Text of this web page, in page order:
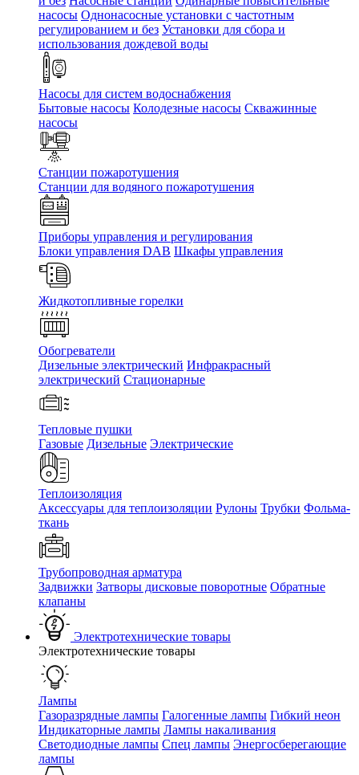
насосы Однонасосные установки с частотным
регулированием и без Установки для сбора и
использования дождевой воды
Насосы для систем водоснабжения
Бытовые насосы Колодезные насосы Скважинные
насосы
Станции пожаротушения
Станции для водяного пожаротушения
Приборы управления и регулирования
Блоки управления DAB Шкафы управления
Жидкотопливные горелки
Обогреватели
Дизельные электрический Инфракрасный
электрический Стационарные
Тепловые пушки
Газовые Дизельные Электрические
Теплоизоляция
Аксессуары для теплоизоляции Рулоны Трубки Фольма-
ткань
Трубопроводная арматура
Задвижки Затворы дисковые поворотные Обратные
клапаны
Электротехнические товары
Электротехнические товары
Лампы
Газоразрядные лампы Галогенные лампы Гибкий неон
Индикаторные лампы Лампы накаливания
Светодиодные лампы Спец лампы Энергосберегающие
лампы